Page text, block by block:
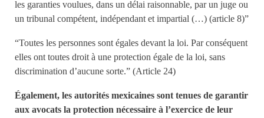
les garanties voulues, dans un délai raisonnable, par un juge ou
un tribunal compétent, indépendant et impartial (…) (article 8)”
“Toutes les personnes sont égales devant la loi. Par conséquent
elles ont toutes droit à une protection égale de la loi, sans
discrimination d’aucune sorte.” (Article 24)
Également, les autorités mexicaines sont tenues de garantir
aux avocats la protection nécessaire à l’exercice de leur